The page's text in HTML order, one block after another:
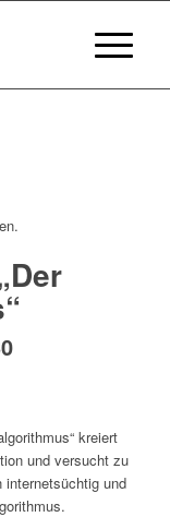
kreiert
und versucht zu
und